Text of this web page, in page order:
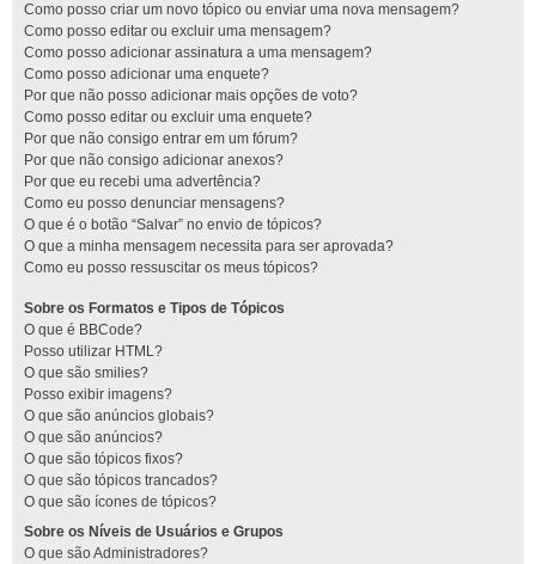
Como posso criar um novo tópico ou enviar uma nova mensagem?
Como posso editar ou excluir uma mensagem?
Como posso adicionar assinatura a uma mensagem?
Como posso adicionar uma enquete?
Por que não posso adicionar mais opções de voto?
Como posso editar ou excluir uma enquete?
Por que não consigo entrar em um fórum?
Por que não consigo adicionar anexos?
Por que eu recebi uma advertência?
Como eu posso denunciar mensagens?
O que é o botão “Salvar” no envio de tópicos?
O que a minha mensagem necessita para ser aprovada?
Como eu posso ressuscitar os meus tópicos?
Sobre os Formatos e Tipos de Tópicos
O que é BBCode?
Posso utilizar HTML?
O que são smilies?
Posso exibir imagens?
O que são anúncios globais?
O que são anúncios?
O que são tópicos fixos?
O que são tópicos trancados?
O que são ícones de tópicos?
Sobre os Níveis de Usuários e Grupos
O que são Administradores?